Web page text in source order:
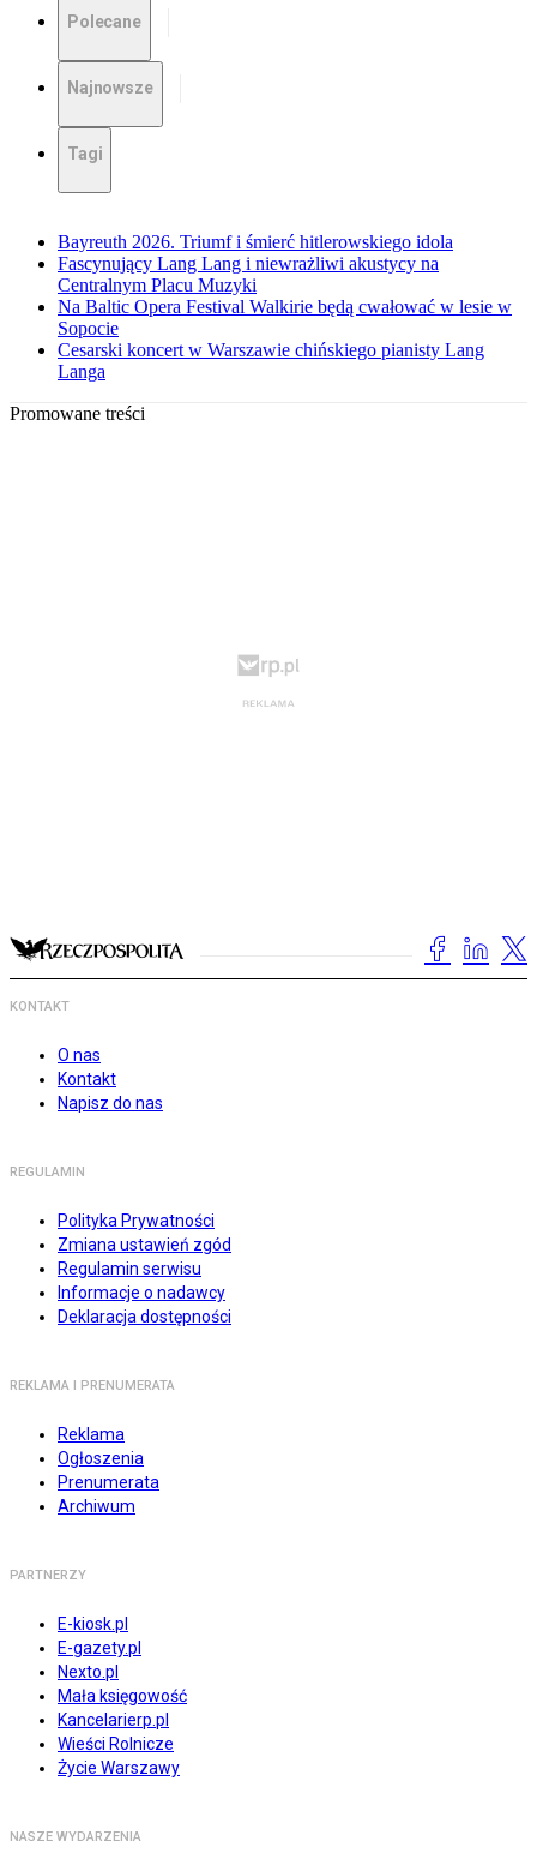
Polecane
Najnowsze
Tagi
Bayreuth 2026. Triumf i śmierć hitlerowskiego idola
Fascynujący Lang Lang i niewrażliwi akustycy na
Centralnym Placu Muzyki
Na Baltic Opera Festival Walkirie będą cwałować w lesie w
Sopocie
Cesarski koncert w Warszawie chińskiego pianisty Lang
Langa
Promowane treści
KONTAKT
O nas
Kontakt
Napisz do nas
REGULAMIN
Polityka Prywatności
Zmiana ustawień zgód
Regulamin serwisu
Informacje o nadawcy
Deklaracja dostępności
REKLAMA I PRENUMERATA
Reklama
Ogłoszenia
Prenumerata
Archiwum
PARTNERZY
E-kiosk.pl
E-gazety.pl
Nexto.pl
Mała księgowość
Kancelarierp.pl
Wieści Rolnicze
Życie Warszawy
NASZE WYDARZENIA